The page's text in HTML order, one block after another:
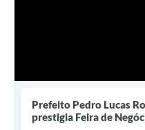
Prefeito Pedro Lucas
prestigia Feira de